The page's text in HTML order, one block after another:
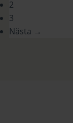
2
3
Nästa →